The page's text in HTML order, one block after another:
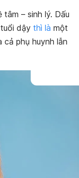
– sinh lý. Dấu
dậy thì là một
phụ huynh lẫn